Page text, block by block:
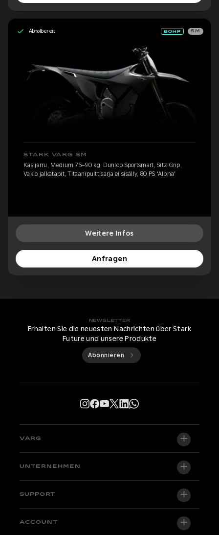
Abholbereit SM
STARK VARG SM
Käsijarru, Medium 75–90 kg, Dunlop Sportsmart, Sitz Grip,
Vakio jalkatapit, Titaanipulttisarja ei sisälly, 80 PS 'Alpha'
Weitere Infos
Anfragen
NEWSLETTER
Erhalten Sie die neuesten Nachrichten über Stark
Future und unsere Produkte
Abonnieren
VARG
VARG EX
Factory Edition
UNTERNEHMEN
Über uns
SUPPORT
Support-Zentrale
ACCOUNT